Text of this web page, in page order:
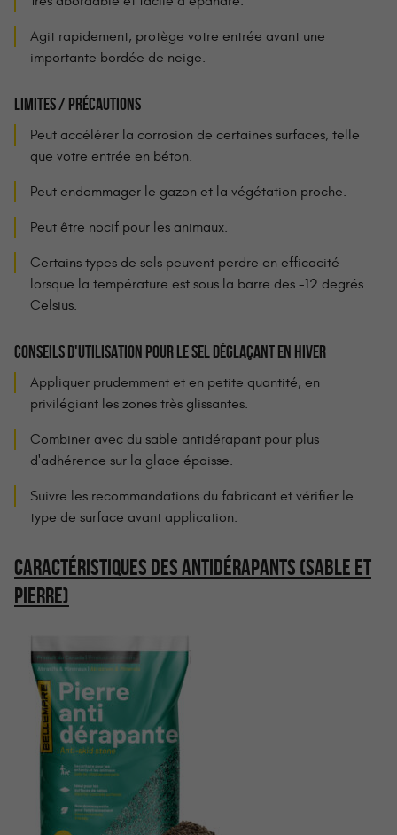
Agit rapidement, protège votre entrée avant une
importante bordée de neige.
LIMITES / PRÉCAUTIONS
Peut accélérer la corrosion de certaines surfaces, telle
que votre entrée en béton.
Peut endommager le gazon et la végétation proche.
Peut être nocif pour les animaux.
Certains types de sels peuvent perdre en efficacité
lorsque la température est sous la barre des -12 degrés
Celsius.
CONSEILS D'UTILISATION POUR LE SEL DÉGLAÇANT EN HIVER
Appliquer prudemment et en petite quantité, en
privilégiant les zones très glissantes.
Combiner avec du sable antidérapant pour plus
d'adhérence sur la glace épaisse.
Suivre les recommandations du fabricant et vérifier le
type de surface avant application.
CARACTÉRISTIQUES DES ANTIDÉRAPANTS (SABLE ET
PIERRE)